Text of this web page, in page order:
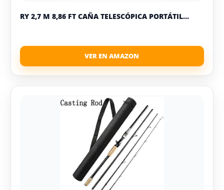
RY 2,7 M 8,86 FT CAÑA TELESCÓPICA PORTÁTIL...